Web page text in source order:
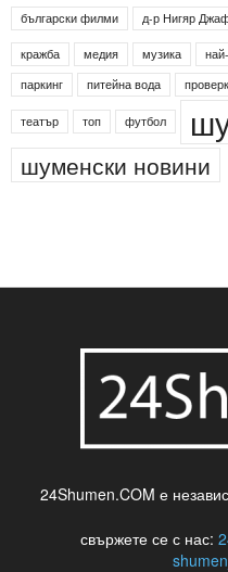
български филми
д-р Нигяр
кражба медия музика
паркинг питейна вода
театър топ футбол
шуменски новини
24Shumen.COM е
свържете се с нас: